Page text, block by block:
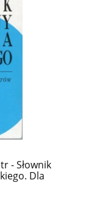
- Słownik
Dla